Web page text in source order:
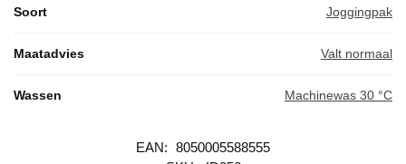
Soort Joggingpak
Maatadvies Valt normaal
Wassen Machinewas 30 °C
EAN: 8050005588555